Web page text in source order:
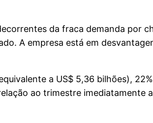
da fraca demanda por
A empresa está em
a US$ 5,36 bilhões),
ao trimestre imediatamente